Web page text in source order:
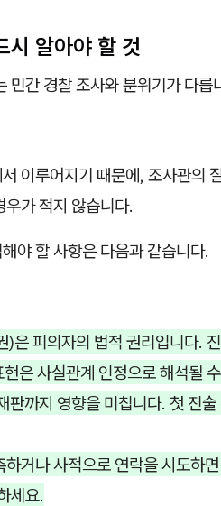
시 알아야 할 것
민간 경찰 조사와 분위기가 다릅
이루어지기 때문에, 조사관의
가 적지 않습니다.
야 할 사항은 다음과 같습니다.
)은 피의자의 법적 권리입니다.
은 사실관계 인정으로 해석될
판까지 영향을 미칩니다. 첫 진
하거나 사적으로 연락을 시도하
세요.